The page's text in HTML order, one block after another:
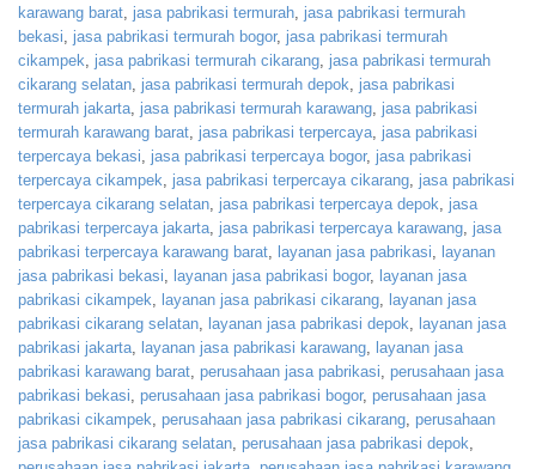
karawang barat, jasa pabrikasi termurah, jasa pabrikasi termurah
bekasi, jasa pabrikasi termurah bogor, jasa pabrikasi termurah
cikampek, jasa pabrikasi termurah cikarang, jasa pabrikasi termurah
cikarang selatan, jasa pabrikasi termurah depok, jasa pabrikasi
termurah jakarta, jasa pabrikasi termurah karawang, jasa pabrikasi
termurah karawang barat, jasa pabrikasi terpercaya, jasa pabrikasi
terpercaya bekasi, jasa pabrikasi terpercaya bogor, jasa pabrikasi
terpercaya cikampek, jasa pabrikasi terpercaya cikarang, jasa pabrikasi
terpercaya cikarang selatan, jasa pabrikasi terpercaya depok, jasa
pabrikasi terpercaya jakarta, jasa pabrikasi terpercaya karawang, jasa
pabrikasi terpercaya karawang barat, layanan jasa pabrikasi, layanan
jasa pabrikasi bekasi, layanan jasa pabrikasi bogor, layanan jasa
pabrikasi cikampek, layanan jasa pabrikasi cikarang, layanan jasa
pabrikasi cikarang selatan, layanan jasa pabrikasi depok, layanan jasa
pabrikasi jakarta, layanan jasa pabrikasi karawang, layanan jasa
pabrikasi karawang barat, perusahaan jasa pabrikasi, perusahaan jasa
pabrikasi bekasi, perusahaan jasa pabrikasi bogor, perusahaan jasa
pabrikasi cikampek, perusahaan jasa pabrikasi cikarang, perusahaan
jasa pabrikasi cikarang selatan, perusahaan jasa pabrikasi depok,